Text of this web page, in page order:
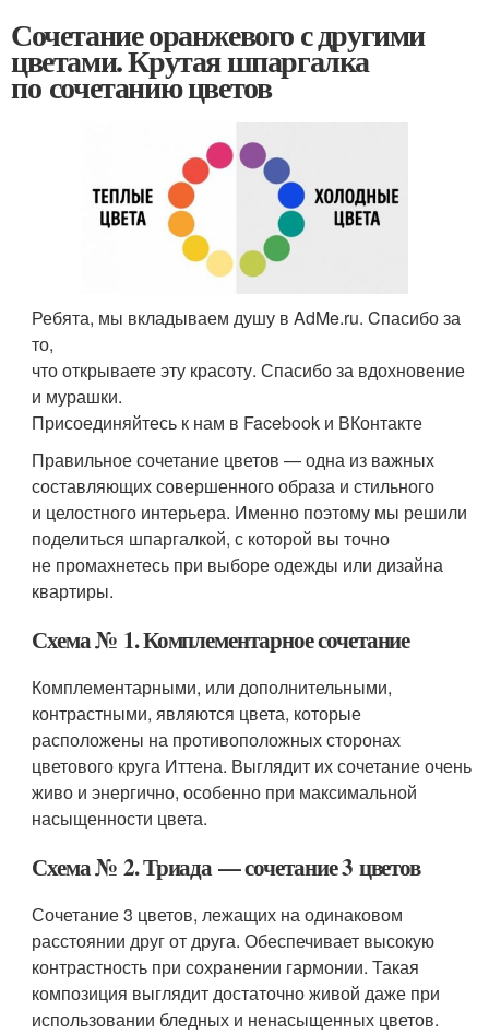
Сочетание оранжевого с другими
цветами. Крутая шпаргалка
по сочетанию цветов
Ребята, мы вкладываем душу в AdMe.ru. Cпасибо за
то,
что открываете эту красоту. Спасибо за вдохновение
и мурашки.
Присоединяйтесь к нам в Facebook и ВКонтакте
Правильное сочетание цветов — одна из важных
составляющих совершенного образа и стильного
и целостного интерьера. Именно поэтому мы решили
поделиться шпаргалкой, с которой вы точно
не промахнетесь при выборе одежды или дизайна
квартиры.
Схема № 1. Комплементарное сочетание
Комплементарными, или дополнительными,
контрастными, являются цвета, которые
расположены на противоположных сторонах
цветового круга Иттена. Выглядит их сочетание очень
живо и энергично, особенно при максимальной
насыщенности цвета.
Схема № 2. Триада — сочетание 3 цветов
Сочетание 3 цветов, лежащих на одинаковом
расстоянии друг от друга. Обеспечивает высокую
контрастность при сохранении гармонии. Такая
композиция выглядит достаточно живой даже при
использовании бледных и ненасыщенных цветов.